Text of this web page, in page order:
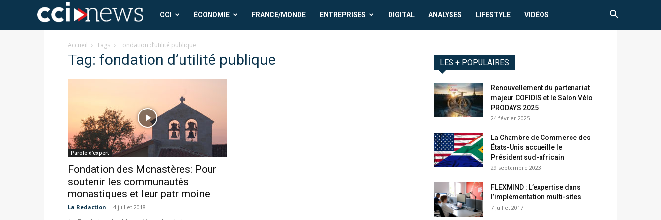
CCI
News
CCI ÉCONOMIE FRANCE/MONDE ENTREPRISES DIGITAL ANALYSES LIFESTYLE VIDÉOS
Accueil Tags Fondation d’utilité publique
Tag: fondation d’utilité publique
Parole d'expert
Fondation des Monastères: Pour
soutenir les communautés
monastiques et leur patrimoine
La Redaction - 4 juillet 2018
LES + POPULAIRES
Renouvellement du partenariat
majeur COFIDIS et le Salon Vélo
PRODAYS 2025
24 février 2025
La Chambre de Commerce des
États-Unis accueille le
Président sud-africain
29 septembre 2023
FLEXMIND : L’expertise dans
l’implémentation multi-sites
7 juillet 2017